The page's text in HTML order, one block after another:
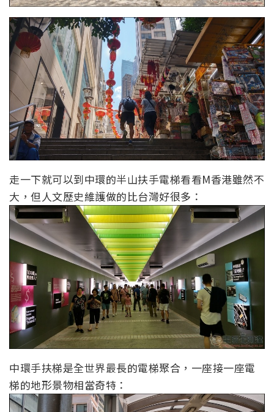
走一下就可以到中環的半山扶手電梯看看M香港雖然不
大，但人文歷史維護做的比台灣好很多：
中環手扶梯是全世界最長的電梯聚合，一座接一座電
梯的地形景物相當奇特：